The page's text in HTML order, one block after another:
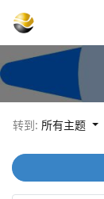
转到: 所有主题